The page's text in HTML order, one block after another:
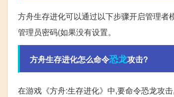
方舟生存进化可以通过以下步骤开启管理者
管理员密码(如果没有设置。
方舟生存进化怎么命令恐龙攻击?
在游戏《方舟:生存进化》中,要命令恐龙攻